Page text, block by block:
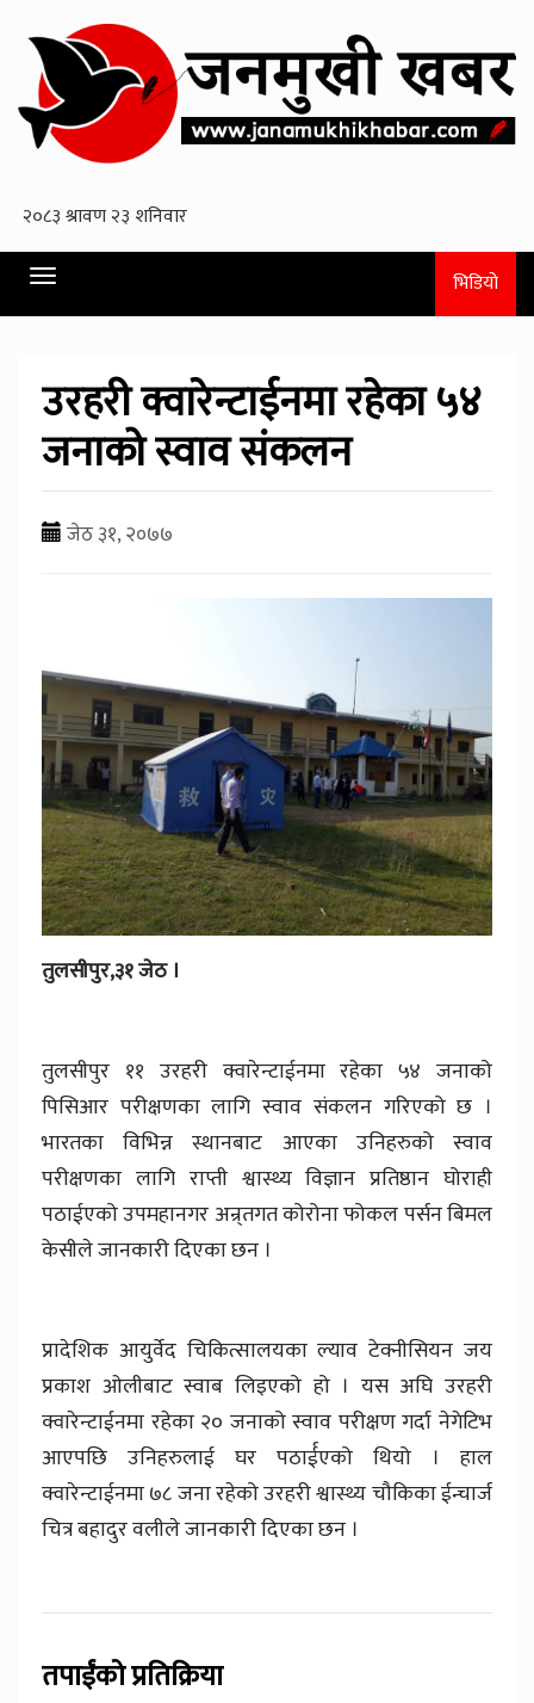
Toggle
navigation
भिडियो
उरहरी क्वारेन्टाईनमा रहेका ५४
जनाको स्वाव संकलन
जेठ ३१, २०७७
तुलसीपुर,३१ जेठ ।
तुलसीपुर ११ उरहरी क्वारेन्टाईनमा रहेका ५४ जनाको
पिसिआर परीक्षणका लागि स्वाव संकलन गरिएको छ ।
भारतका विभिन्न स्थानबाट आएका उनिहरुको स्वाव
परीक्षणका लागि राप्ती श्वास्थ्य विज्ञान प्रतिष्ठान घोराही
पठाईएको उपमहानगर अन्र्तगत कोरोना फोकल पर्सन बिमल
केसीले जानकारी दिएका छन ।
प्रादेशिक आयुर्वेद चिकित्सालयका ल्याव टेक्नीसियन जय
प्रकाश ओलीबाट स्वाब लिइएको हो । यस अघि उरहरी
क्वारेन्टाईनमा रहेका २० जनाको स्वाव परीक्षण गर्दा नेगेटिभ
आएपछि उनिहरुलाई घर पठार्ईएको थियो । हाल
क्वारेन्टाईनमा ७८ जना रहेको उरहरी श्वास्थ्य चौकिका ईन्चार्ज
चित्र बहादुर वलीले जानकारी दिएका छन ।
तपाईंको प्रतिक्रिया